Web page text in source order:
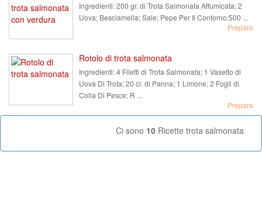
Ingredienti:200 gr. di Trota Salmonata Affumicata; 2
Uova; Besciamella; Sale; Pepe Per Il Contorno;500 ...
Prepara
Rotolo di trota salmonata
Ingredienti:4 Filetti di Trota Salmonata; 1 Vasetto di
Uova Di Trota; 20 cl. di Panna; 1 Limone; 2 Fogli di
Colla Di Pesce; R ...
Prepara
Ci sono 10 Ricette trota salmonata